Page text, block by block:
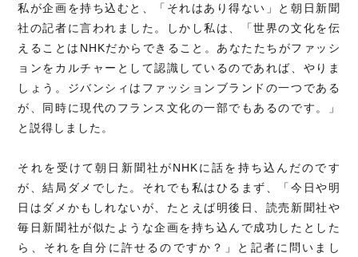
私が企画を持ち込むと、「それはあり得ない」と朝日新聞
社の記者に言われました。しかし私は、「世界の文化を伝
えることはNHKだからできること。あなたたちがファッシ
ョンをカルチャーとして認識しているのであれば、やりま
しょう。ジバンシィはファッションブランドの一つである
が、同時に現代のフランス文化の一部でもあるのです。」
と説得しました。
それを受けて朝日新聞社がNHKに話を持ち込んだのです
が、結局ダメでした。それでも私はひるまず、「今日や明
日はダメかもしれないが、たとえば明後日、読売新聞社や
毎日新聞社が似たような企画を持ち込んで成功したとした
ら、それを自分に許せるのですか？」と記者に問いまし